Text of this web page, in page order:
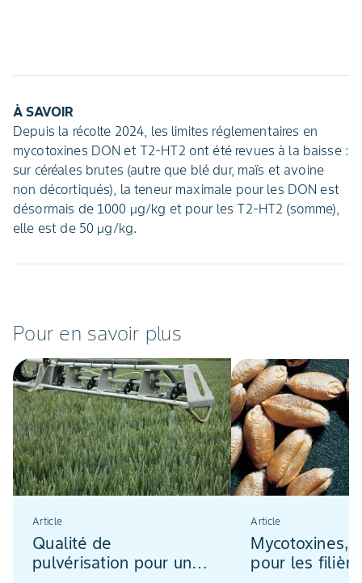
À SAVOIR
Depuis la récolte 2024, les limites réglementaires en
mycotoxines DON et T2-HT2 ont été revues à la baisse :
sur céréales brutes (autre que blé dur, maïs et avoine
non décortiqués), la teneur maximale pour les DON est
désormais de 1000 μg/kg et pour les T2-HT2 (somme),
elle est de 50 μg/kg.
Pour en savoir plus
Article
Qualité de
pulvérisation pour une
Article
Mycotoxines,
pour les